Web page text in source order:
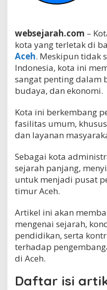
a
n
d
a
n
B
d
y
a
d
i
j
u
n
g
m
u
A
c
websejarah.com –
kota yang terletak di
Aceh. Meskipun tidak
Indonesia, kota ini
sangat penting dalam
budaya, dan ekonomi.
Kota ini berkembang
fasilitas umum,
dan layanan
Sebagai kota
sejarah panjang,
untuk menjadi pusat
timur Aceh.
Artikel ini akan
mengenai sejarah,
pendidikan, serta
terhadap
di Aceh.
Daftar isi